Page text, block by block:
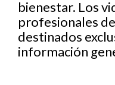
bienestar. Los
profesionales
destinados
información